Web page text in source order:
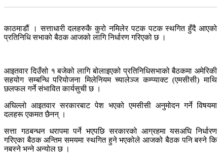
काठमाडौं । सत्ताधारी दलहरुकै कुरो नमिलेर पटक पटक स्थगित हुँदै आएको
प्रतिनिधि सभाको बैठक आजको लागि निर्धारण गरिएको छ ।
आइतवार दिउँसो १ बजेको लागि बोलाइएको प्रतिनिधिसभाको बैठकमा अमेरिकी
सहयोग सम्बन्धि परियोजना मिलेनियम च्यालेञ्ज कम्प्याक्ट (एमसीसी) माथि
छलफल गर्ने संभावित कार्यसुची छ ।
अघिल्लो आइतवार सरकारबाट पेश भएको एमसीसी अनुमोदन गर्ने विषयमा
दलहरू एकमत छैनन् ।
सत्ता गठबन्धन धरापमा पर्ने भएपछि सरकारको आग्रहमा यसअघि निर्धारण
गरिएका बैठक अन्तिम समयमा स्थगित हुने भएकोले आजको बैठक पनि बस्ने कि
नबस्ने भन्ने अन्योल छ ।